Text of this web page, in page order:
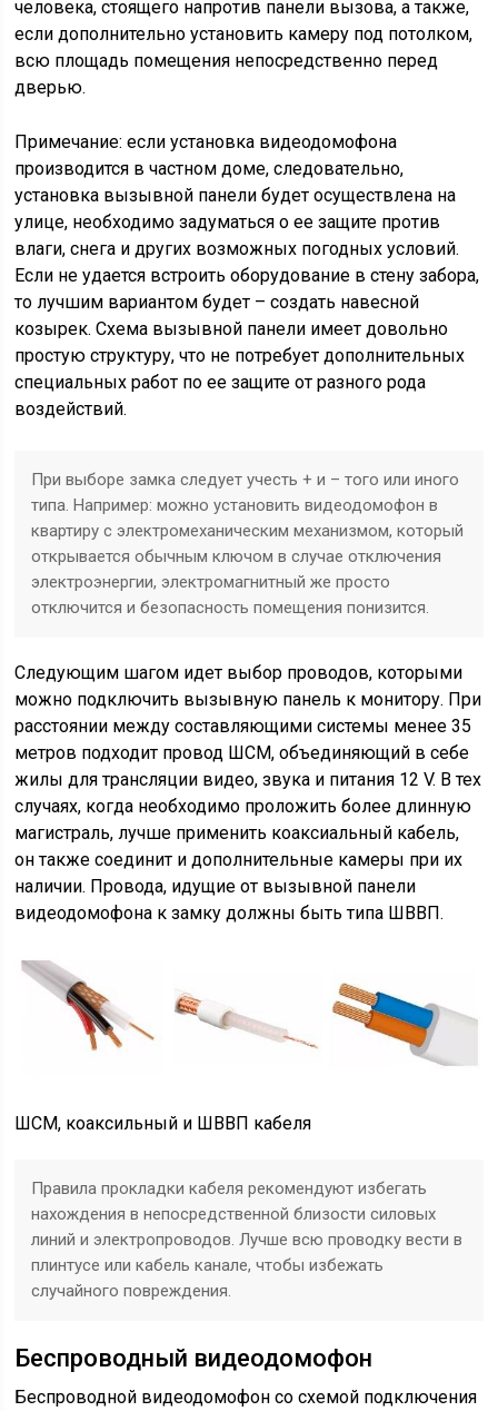
человека, стоящего напротив панели вызова, а также,
если дополнительно установить камеру под потолком,
всю площадь помещения непосредственно перед
дверью.
Примечание: если установка видеодомофона
производится в частном доме, следовательно,
установка вызывной панели будет осуществлена на
улице, необходимо задуматься о ее защите против
влаги, снега и других возможных погодных условий.
Если не удается встроить оборудование в стену забора,
то лучшим вариантом будет – создать навесной
козырек. Схема вызывной панели имеет довольно
простую структуру, что не потребует дополнительных
специальных работ по ее защите от разного рода
воздействий.
При выборе замка следует учесть + и – того или иного
типа. Например: можно установить видеодомофон в
квартиру с электромеханическим механизмом, который
открывается обычным ключом в случае отключения
электроэнергии, электромагнитный же просто
отключится и безопасность помещения понизится.
Следующим шагом идет выбор проводов, которыми
можно подключить вызывную панель к монитору. При
расстоянии между составляющими системы менее 35
метров подходит провод ШСМ, объединяющий в себе
жилы для трансляции видео, звука и питания 12 V. В тех
случаях, когда необходимо проложить более длинную
магистраль, лучше применить коаксиальный кабель,
он также соединит и дополнительные камеры при их
наличии. Провода, идущие от вызывной панели
видеодомофона к замку должны быть типа ШВВП.
ШСМ, коаксильный и ШВВП кабеля
Правила прокладки кабеля рекомендуют избегать
нахождения в непосредственной близости силовых
линий и электропроводов. Лучше всю проводку вести в
плинтусе или кабель канале, чтобы избежать
случайного повреждения.
Беспроводный видеодомофон
Беспроводной видеодомофон со схемой подключения